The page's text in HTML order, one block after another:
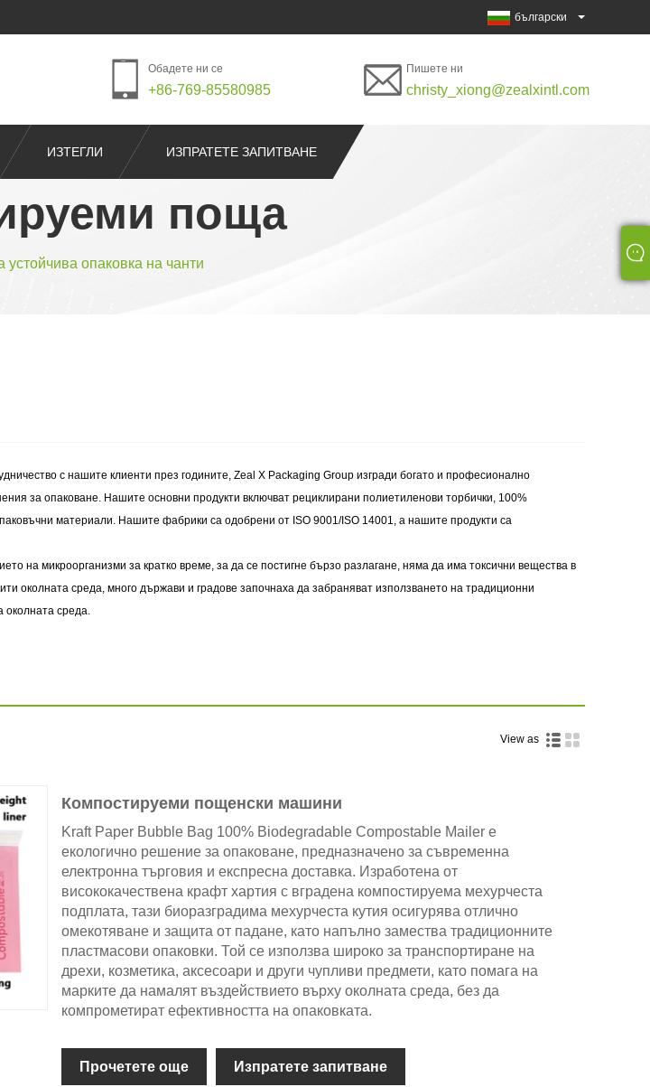
български
Обадете ни се
+86-769-85580985
Пишете ни
christy_xiong@zealxintl.com
ИЗТЕГЛИ ИЗПРАТЕТЕ ЗАПИТВАНЕ
поща
устойчива опаковка на чанти
с нашите клиенти през годините, Zeal X Packaging Group изгради богато и професионално
за опаковане. Нашите основни продукти включват рециклирани полиетиленови торбички, 100%
материали. Нашите фабрики са одобрени от ISO 9001/ISO 14001, а нашите продукти са
на микроорганизми за кратко време, за да се постигне бързо разлагане, няма да има токсични вещества в
околната среда, много държави и градове започнаха да забраняват използването на традиционни
околната среда.
View as
Компостируеми пощенски машини
Kraft Paper Bubble Bag 100% Biodegradable Compostable Mailer е
екологично решение за опаковане, предназначено за съвременна
електронна търговия и експресна доставка. Изработена от
висококачествена крафт хартия с вградена компостируема мехурчеста
подплата, тази биоразградима мехурчеста кутия осигурява отлично
омекотяване и защита от падане, като напълно замества традиционните
пластмасови опаковки. Той се използва широко за транспортиране на
дрехи, козметика, аксесоари и други чупливи предмети, като помага на
марките да намалят въздействието върху околната среда, без да
компрометират ефективността на опаковката.
Прочетете още Изпратете запитване